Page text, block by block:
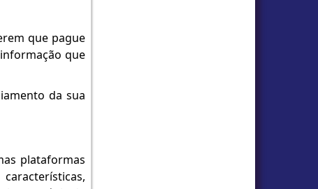
que pague
que
da sua
plataformas